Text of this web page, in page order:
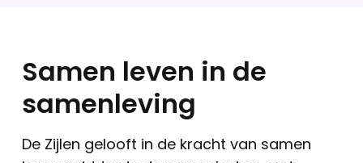
Samen leven in de
samenleving
De Zijlen gelooft in de kracht van samen